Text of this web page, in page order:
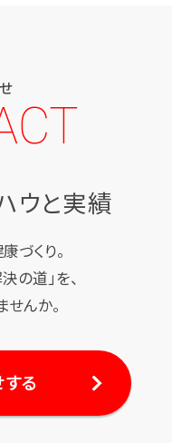
ウと実績
づくり。
の道」を、
んか。
る